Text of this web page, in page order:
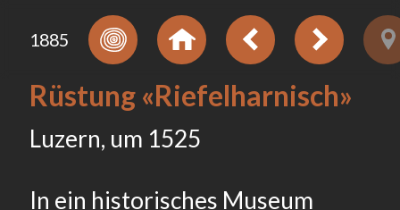
1885
Rüstung «Riefelharnisch»
Luzern, um 1525
In ein historisches Museum